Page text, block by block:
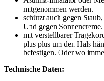
mitgenommen werden.
schützt auch gegen
Und gegen Sonnencreme.
mit verstellbarer
plus plus um den Hals
befestigen. Oder wo
Technische Daten: